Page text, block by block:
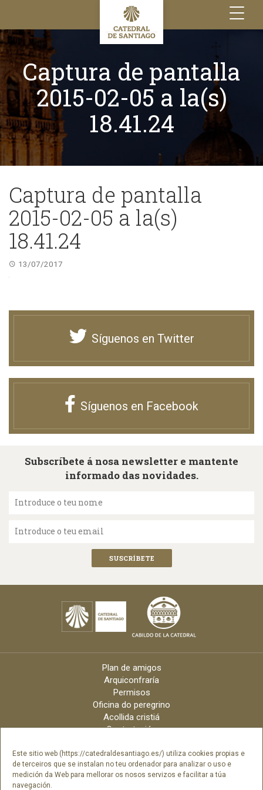
Este sitio web (https://catedraldesantiago.es/) utiliza cookies propias e
de terceiros que se instalan no teu ordenador para analizar o uso e
medición da Web para mellorar os nosos servizos e facilitar a túa
navegación.
Toggle
navigation
Captura de pantalla
2015-02-05 a la(s)
18.41.24
Captura de pantalla
2015-02-05 a la(s)
18.41.24
13/07/2017
Síguenos en Twitter
Síguenos en Facebook
Subscríbete á nosa newsletter e mantente
informado das novidades.
Introduce o teu nome
Introduce o teu email
Plan de amigos
Arquiconfraría
Permisos
Oficina do peregrino
Acollida cristiá
Contratación
Arquidiócese
Créditos
Catálogo Dixital